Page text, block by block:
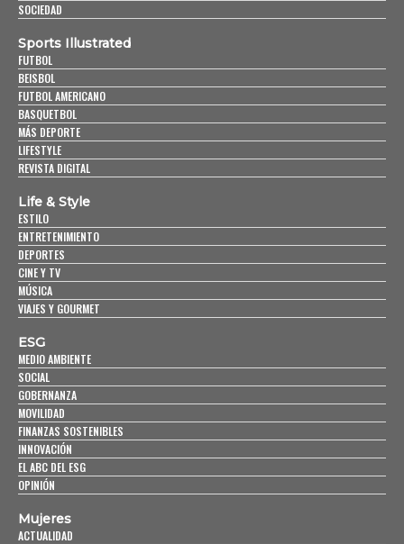
SOCIEDAD
Sports Illustrated
FUTBOL
BEISBOL
FUTBOL AMERICANO
BASQUETBOL
MÁS DEPORTE
LIFESTYLE
REVISTA DIGITAL
Life & Style
ESTILO
ENTRETENIMIENTO
DEPORTES
CINE Y TV
MÚSICA
VIAJES Y GOURMET
ESG
MEDIO AMBIENTE
SOCIAL
GOBERNANZA
MOVILIDAD
FINANZAS SOSTENIBLES
INNOVACIÓN
EL ABC DEL ESG
OPINIÓN
Mujeres
ACTUALIDAD